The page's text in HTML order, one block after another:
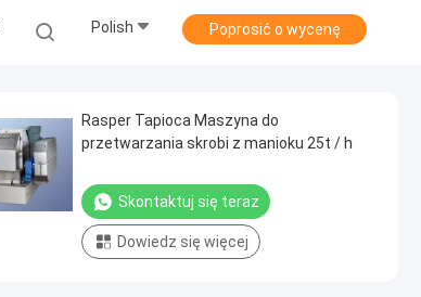
Polish Poprosić o wycenę
Rasper Tapioca Maszyna do
przetwarzania skrobi z manioku 25t / h
Skontaktuj się teraz
Dowiedz się więcej